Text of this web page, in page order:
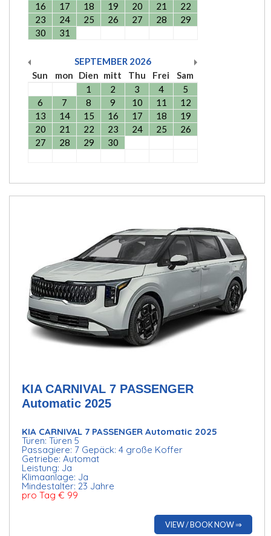
16
17 18 19 20 21
22
23
24 25 26 27 28
29
30
31
SEPTEMBER 2026
Sun
mon Dien mitt Thu Frei
Sam
1
2 3 4
5
6
7 8 9 10 11
12
13
14 15 16 17 18
19
20
21 22 23 24 25
26
27
28 29 30
KIA CARNIVAL 7 PASSENGER
Automatic 2025
KIA CARNIVAL 7 PASSENGER Automatic 2025
Türen: Türen 5
Passagiere: 7 Gepäck: 4 große Koffer
Getriebe: Automat
Leistung: Ja
Klimaanlage: Ja
Mindestalter: 23 Jahre
pro Tag € 99
VIEW / BOOK NOW ⇒